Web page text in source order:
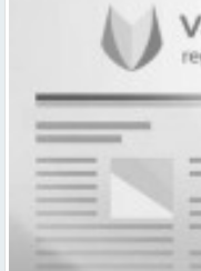
(turpmāk – IKT) saistīto
operatīvu risināšanu;
un ar to saistīto
diagnosticēt un
datortīklus un
kontrolēt ārējo
iestādēs infrastruktūras
IKT nomaiņu un efektīvāku izmantošanu;
profesionālā izglītība
pieredze (ar informācijas
datortehnikas un biroja
secību; izpratne par
principiem; valsts valodas
prasībām; kompetences: